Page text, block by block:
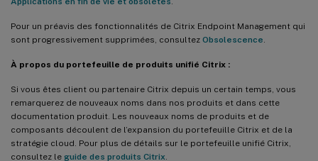
Pour un préavis des fonctionnalités de Citrix Endpoint Management qui
sont progressivement supprimées, consultez Obsolescence
À propos du portefeuille de produits unifié Citrix :
Si vous êtes client ou partenaire Citrix depuis un certain temps, vous
remarquerez de nouveaux noms dans nos produits et dans cette
documentation produit. Les nouveaux noms de produits et de
composants découlent de l’expansion du portefeuille Citrix et de la
stratégie cloud. Pour plus de détails sur le portefeuille unifié Citrix,
consultez le guide des produits Citrix